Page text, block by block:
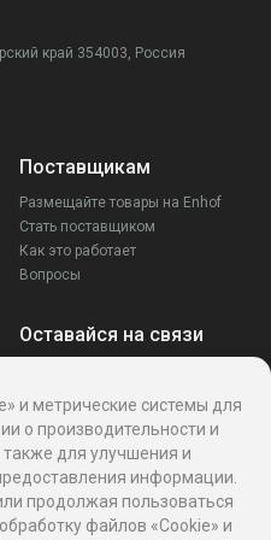
край 354003, Россия
Поставщикам
Размещайте товары на Enhof
Стать поставщиком
Как это работает
Вопросы
Оставайся на связи
и метрические системы для
о производительности и
также для улучшения и
информации.
продолжая пользоваться
файлов «Cookie» и